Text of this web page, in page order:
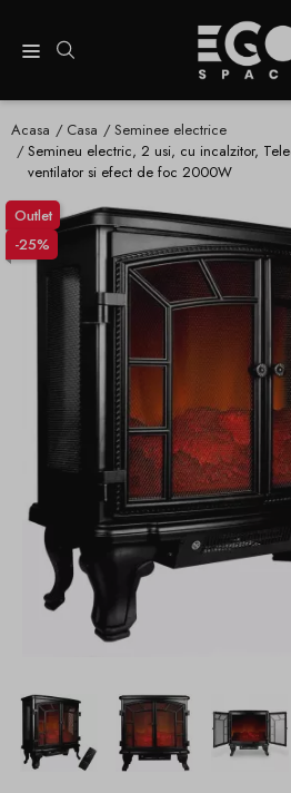
Acasa Casa
Seminee electrice
Semineu electric, 2 usi, cu incalzitor,
ventilator si efect de foc 2000W
Outlet
-25%